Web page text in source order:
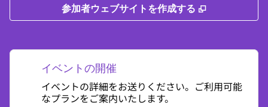
参加者ウェブサイトを作成する ,
イベントの開催
イベントの詳細をお送りください。ご利用可能
なプランをご案内いたします。